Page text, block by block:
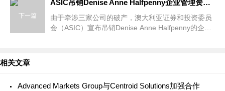
Solutions主要提供高级风险
下一篇
ASIC吊销Denise Anne Halfpenny企业管理资质，为期四年！
由于牵涉三家公司的破产，澳大利亚证券和投资委员
会（ASIC）宣布吊销Denise Anne Halfpenny的企业
相关文章
Advanced Markets Group与Centroid Solutions加强合作